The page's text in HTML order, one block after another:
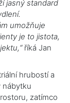
jasný standard
umožňuje
je to jistota,
říká Jan
hrubostí a
nábytku
zatímco